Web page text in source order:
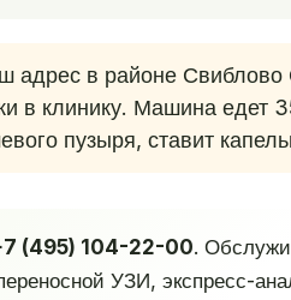
адрес в районе
в клинику. Машина едет
пузыря, ставит
(495) 104-22-00.
УЗИ, экспресс-